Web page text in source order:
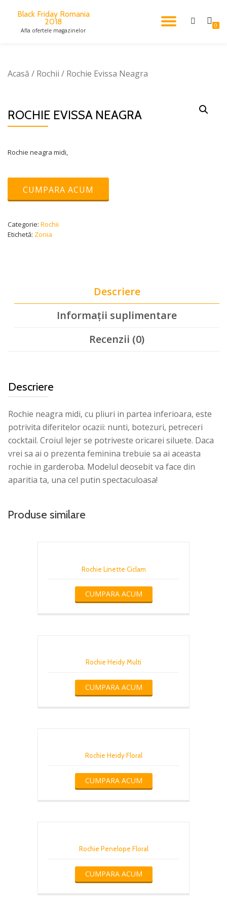
Black Friday Romania
2018
Afla ofertele magazinelor
0
Acasă / Rochii / Rochie Evissa Neagra
ROCHIE EVISSA NEAGRA
Rochie neagra midi,
CUMPARA ACUM
Categorie: Rochii
Etichetă: Zonia
Descriere
Informații suplimentare
Recenzii (0)
Descriere
Rochie neagra midi, cu pliuri in partea inferioara, este
potrivita diferitelor ocazii: nunti, botezuri, petreceri
cocktail. Croiul lejer se potriveste oricarei siluete. Daca
vrei sa ai o prezenta feminina trebuie sa ai aceasta
rochie in garderoba. Modelul deosebit va face din
aparitia ta, una cel putin spectaculoasa!
Produse similare
Rochie Linette Ciclam
CUMPARA ACUM
Rochie Heidy Multi
CUMPARA ACUM
Rochie Heidy Floral
CUMPARA ACUM
Rochie Penelope Floral
CUMPARA ACUM